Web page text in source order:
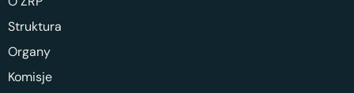
Struktura
Organy
Komisje